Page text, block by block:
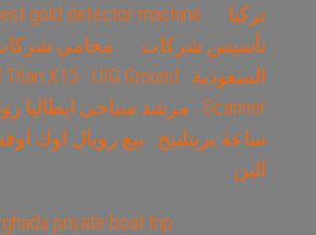
تركيا
gold detector machine
تأسيس شركات
محامي
السعودية
Titan X13
UIG Ground
Scanner
مرشد سياحى ايطاليا
ساعة بريتلينج
بيع رويال اوك
البن
private boat trip